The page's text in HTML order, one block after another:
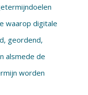
waarop digitale
geordend,
alsmede de
worden